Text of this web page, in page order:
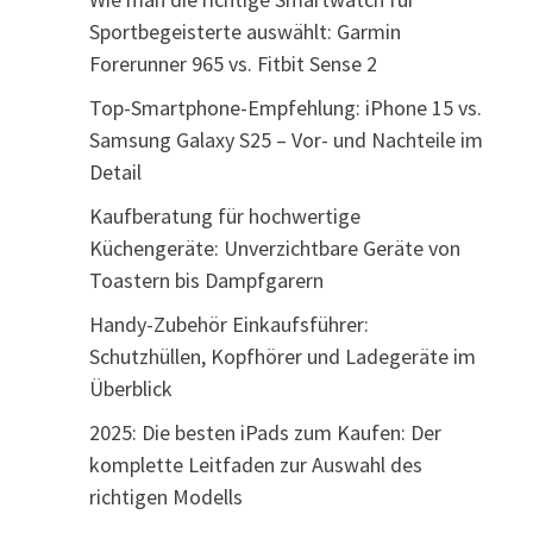
Sportbegeisterte auswählt: Garmin
Forerunner 965 vs. Fitbit Sense 2
Top-Smartphone-Empfehlung: iPhone 15 vs.
Samsung Galaxy S25 – Vor- und Nachteile im
Detail
Kaufberatung für hochwertige
Küchengeräte: Unverzichtbare Geräte von
Toastern bis Dampfgarern
Handy-Zubehör Einkaufsführer:
Schutzhüllen, Kopfhörer und Ladegeräte im
Überblick
2025: Die besten iPads zum Kaufen: Der
komplette Leitfaden zur Auswahl des
richtigen Modells